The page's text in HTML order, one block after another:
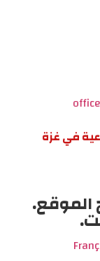
في غزة
الموقع.